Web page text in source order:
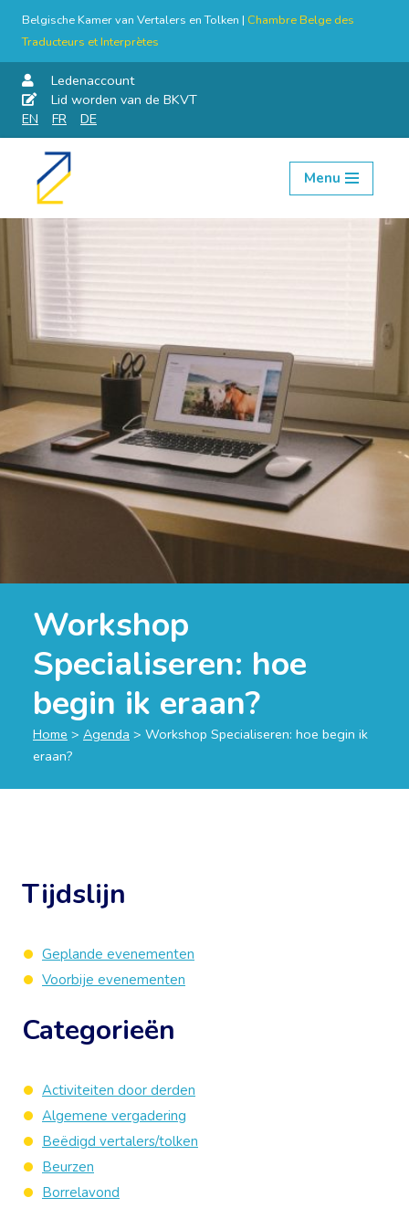
Belgische Kamer van Vertalers en Tolken | Chambre Belge des
Traducteurs et Interprètes
Ledenaccount
Lid worden van de BKVT
EN
FR DE
Skip
content
Menu
Workshop
Specialiseren: hoe
begin ik eraan?
Home > Agenda > Workshop Specialiseren: hoe begin ik
eraan?
Tijdslijn
Geplande evenementen
Voorbije evenementen
Categorieën
Activiteiten door derden
Algemene vergadering
Beëdigd vertalers/tolken
Beurzen
Borrelavond